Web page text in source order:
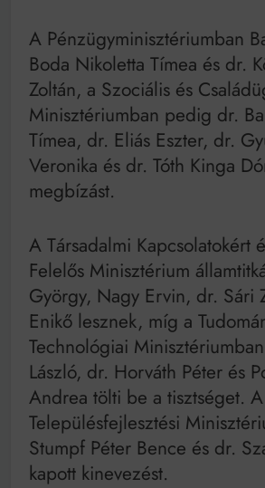
A Pénzügyminisztériumban
Boda Nikoletta Tímea és dr.
Zoltán, a Szociális és
Minisztériumban pedig dr.
Tímea, dr. Eliás Eszter, dr.
Veronika és dr. Tóth Kinga
megbízást.
A Társadalmi Kapcsolatokért
Felelős Minisztérium
György, Nagy Ervin, dr. Sári
Enikő lesznek, míg a
Technológiai
László, dr. Horváth Péter és
Andrea tölti be a tisztséget.
Településfejlesztési
Stumpf Péter Bence és dr.
kapott kinevezést.